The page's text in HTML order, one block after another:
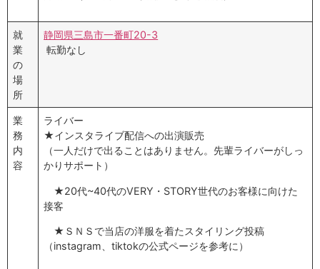
就
業
の
場
所
静岡県三島市一番町20-3
転勤なし
業
務
内
容
ライバー
★インスタライブ配信への出演販売
（一人だけで出ることはありません。先輩ライバーがしっ
かりサポート）
★20代~40代のVERY・STORY世代のお客様に向けた
接客
★ＳＮＳで当店の洋服を着たスタイリング投稿
（instagram、tiktokの公式ページを参考に）